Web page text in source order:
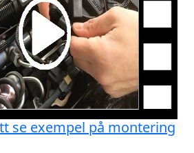
se exempel på montering